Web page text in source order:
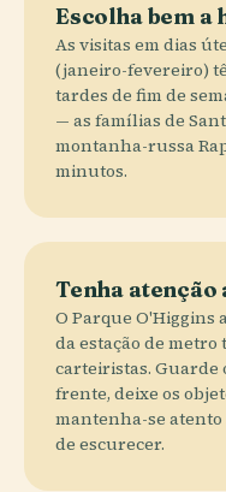
Escolha bem a
As visitas em dias
(janeiro-fevereiro)
tardes de fim de
— as famílias de
montanha-russa
minutos.
Tenha atenção
O Parque O'Higgins
da estação de metro
carteiristas. Guarde
frente, deixe os
mantenha-se atento
de escurecer.